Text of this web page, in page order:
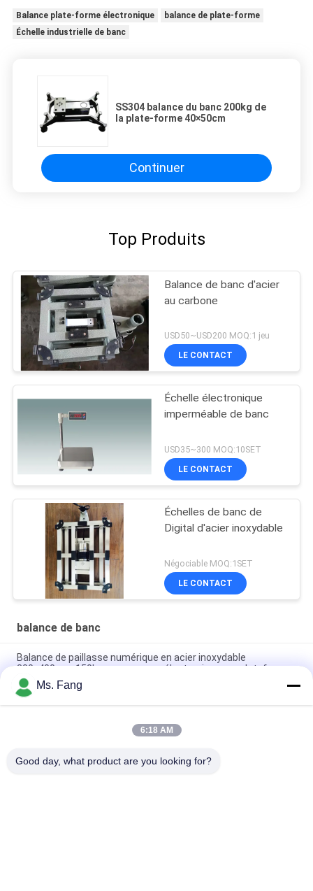
Balance plate-forme électronique
balance de plate-forme
Échelle industrielle de banc
SS304 balance du banc 200kg de
la plate-forme 40×50cm
Continuer
Top Produits
Balance de banc d'acier
au carbone
USD50~USD200 MOQ:1 jeu
LE CONTACT
Échelle électronique
imperméable de banc
USD35~300 MOQ:10SET
LE CONTACT
Échelles de banc de
Digital d'acier inoxydable
Négociable MOQ:1SET
LE CONTACT
balance de banc
Balance de paillasse numérique en acier inoxydable
300x400mm 150kg avec pesage électronique sur plateforme
50*60 Balance électronique de faisceau Plateforme
numérique électronique Balances
Balance de paillasse étanche en acier inoxydable 304 de
Ms. Fang
6:18 AM
Good day, what product are you looking for?